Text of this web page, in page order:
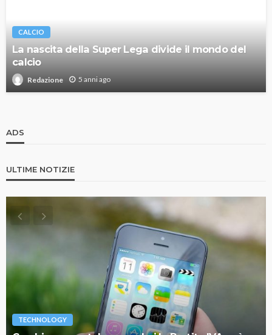
CALCIO
La nascita della Super Lega divide il mondo del
calcio
Redazione 5 anni ago
ADS
ULTIME NOTIZIE
TECHNOLOGY